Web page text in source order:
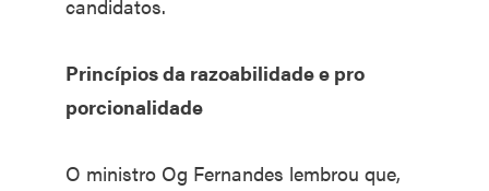
candidatos.
Princípios da razoabilidade e pro​
porcionalidade
O ministro Og Fernandes lembrou que,